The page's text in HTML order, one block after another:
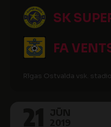
SK
FA
Rīgas Ostvalda vsk.